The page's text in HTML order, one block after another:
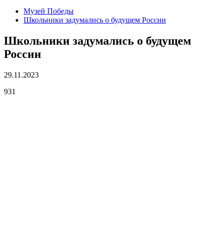
Музей Победы
Школьники задумались о будущем России
Школьники задумались о будущем
России
29.11.2023
931